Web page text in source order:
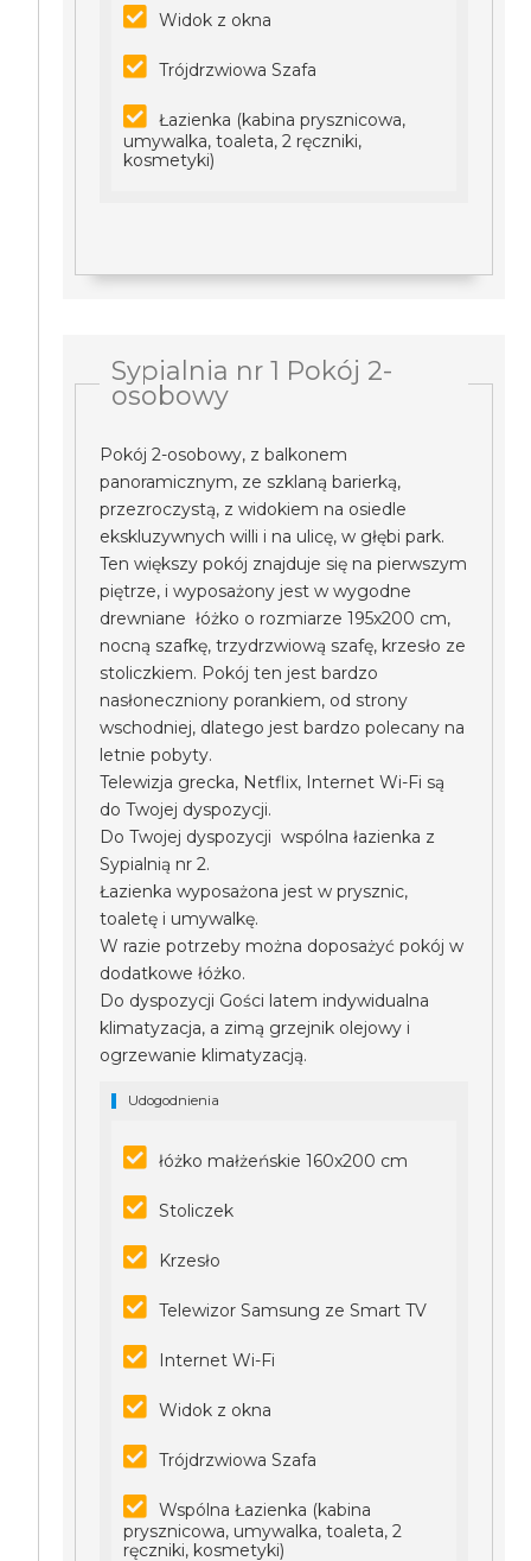
Widok z okna
Trójdrzwiowa Szafa
Łazienka (kabina prysznicowa,
umywalka, toaleta, 2 ręczniki,
kosmetyki)
Sypialnia nr 1 Pokój 2-
osobowy
Pokój 2-osobowy, z balkonem
panoramicznym, ze szklaną barierką,
przezroczystą, z widokiem na osiedle
ekskluzywnych willi i na ulicę, w głębi park.
Ten większy pokój znajduje się na pierwszym
piętrze, i wyposażony jest w wygodne
drewniane łóżko o rozmiarze 195x200 cm,
nocną szafkę, trzydrzwiową szafę, krzesło ze
stoliczkiem. Pokój ten jest bardzo
nasłoneczniony porankiem, od strony
wschodniej, dlatego jest bardzo polecany na
letnie pobyty.
Telewizja grecka, Netflix, Internet Wi-Fi są
do Twojej dyspozycji.
Do Twojej dyspozycji wspólna łazienka z
Sypialnią nr 2.
Łazienka wyposażona jest w prysznic,
toaletę i umywalkę.
W razie potrzeby można doposażyć pokój w
dodatkowe łóżko.
Do dyspozycji Gości latem indywidualna
klimatyzacja, a zimą grzejnik olejowy i
ogrzewanie klimatyzacją.
Udogodnienia
łóżko małżeńskie 160x200 cm
Stoliczek
Krzesło
Telewizor Samsung ze Smart TV
Internet Wi-Fi
Widok z okna
Trójdrzwiowa Szafa
Wspólna Łazienka (kabina
prysznicowa, umywalka, toaleta, 2
ręczniki, kosmetyki)